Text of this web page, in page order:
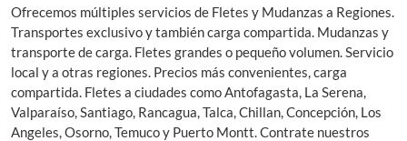
Ofrecemos múltiples servicios de Fletes y Mudanzas a Regiones.
Transportes exclusivo y también carga compartida. Mudanzas y
transporte de carga. Fletes grandes o pequeño volumen. Servicio
local y a otras regiones. Precios más convenientes, carga
compartida. Fletes a ciudades como Antofagasta, La Serena,
Valparaíso, Santiago, Rancagua, Talca, Chillan, Concepción, Los
Angeles, Osorno, Temuco y Puerto Montt. Contrate nuestros